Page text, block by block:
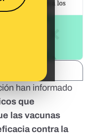
han informado
que
las vacunas
contra la